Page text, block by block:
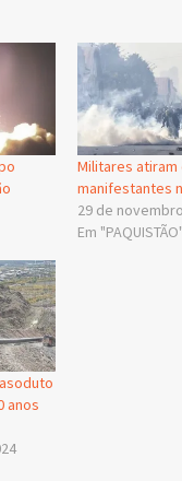
Militares atiram
manifestantes
29 de
Em "PAQUISTÃO"
anos